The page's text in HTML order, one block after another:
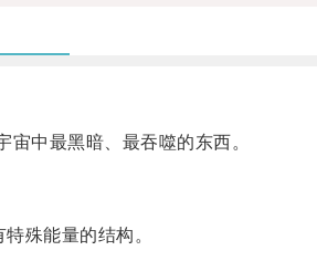
中最黑暗、最吞噬的东西。
殊能量的结构。